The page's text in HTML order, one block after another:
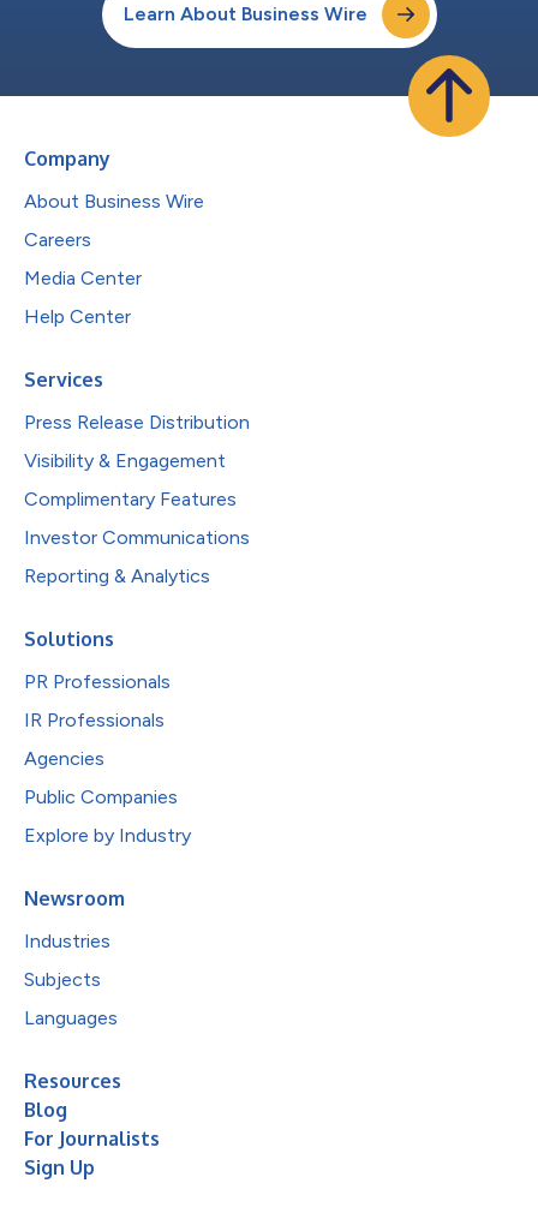
Learn About Business Wire
Company
About Business Wire
Careers
Media Center
Help Center
Services
Press Release Distribution
Visibility & Engagement
Complimentary Features
Investor Communications
Reporting & Analytics
Solutions
PR Professionals
IR Professionals
Agencies
Public Companies
Explore by Industry
Newsroom
Industries
Subjects
Languages
Resources
Blog
For Journalists
Sign Up